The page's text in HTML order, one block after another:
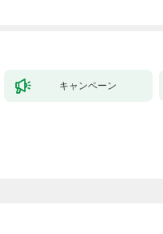
キャンペーン